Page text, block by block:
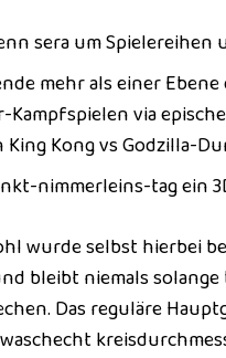
sera um Spielereihen
mehr als einer
via
Kong vs Godzilla-
nimmerleins-tag ein
wurde selbst hierbei
bleibt niemals
Das reguläre